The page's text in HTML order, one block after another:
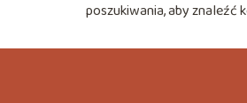
poszukiwania, aby